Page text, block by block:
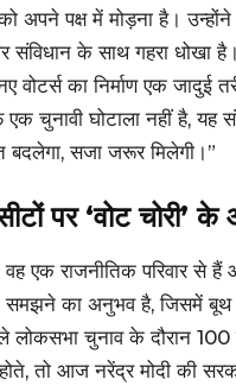
को अपने पक्ष में मोड़ना है।
के साथ गहरा धोखा है।
वोटर्स का निर्माण एक जादुई
एक चुनावी घोटाला नहीं
सजा जरूर मिलेगी।”
पर ‘वोट चोरी’ के
वह एक राजनीतिक परिवार से
समझने का अनुभव है, जिसमें बूथ
लोकसभा चुनाव के दौरान
तो आज नरेंद्र मोदी की